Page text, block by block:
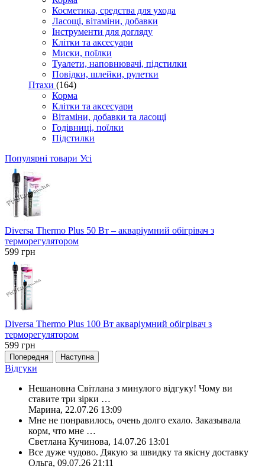
Косметика, средства для ухода
Ласощі, вітаміни, добавки
Інструменти для догляду
Клітки та аксесуари
Миски, поїлки
Туалети, наповнювачі, підстилки
Повідки, шлейки, рулетки
Птахи (164)
Корма
Клітки та аксесуари
Вітаміни, добавки та ласощі
Годівниці, поїлки
Підстилки
Популярні товари Усі
Diversa Thermo Plus 50 Вт – акваріумний обігрівач з
терморегулятором
599 грн
Diversa Thermo Plus 100 Вт акваріумний обігрівач з
терморегулятором
599 грн
Попередня Наступна
Відгуки
Нешановна Світлана з минулого відгуку! Чому ви
ставите три зірки …
Марина, 22.07.26 13:09
Мне не понравилось, очень долго ехало. Заказывала
корм, что мне …
Светлана Кучинова, 14.07.26 13:01
Все дуже чудово. Дякую за швидку та якісну доставку
Ольга, 09.07.26 21:11